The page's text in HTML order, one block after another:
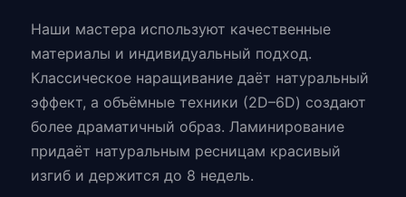
Наши мастера используют качественные
материалы и индивидуальный подход.
Классическое наращивание даёт натуральный
эффект, а объёмные техники (2D–6D) создают
более драматичный образ. Ламинирование
придаёт натуральным ресницам красивый
изгиб и держится до 8 недель.